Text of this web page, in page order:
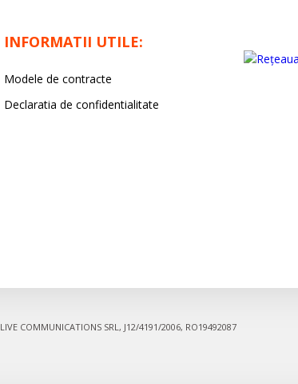
INFORMATII UTILE:
Modele de contracte
Declaratia de confidentialitate
LIVE COMMUNICATIONS SRL, J12/4191/2006, RO19492087